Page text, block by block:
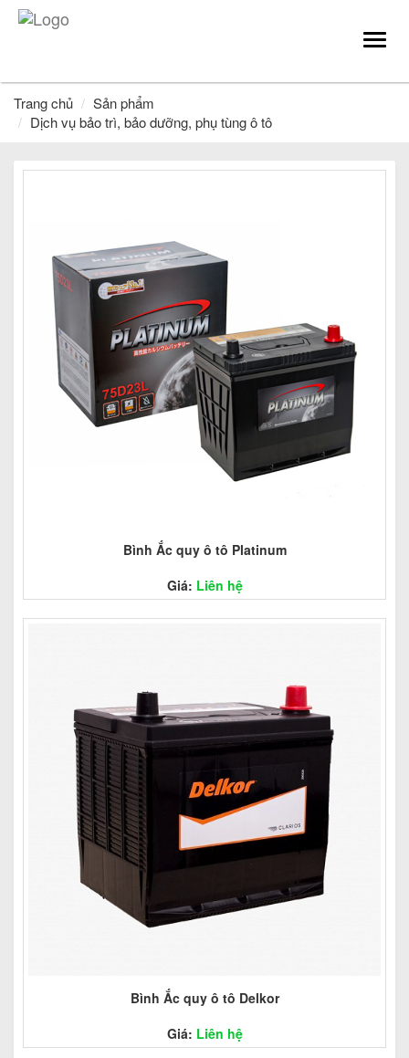
Trang chủ
Sản phẩm
Dịch vụ bảo trì, bảo dưỡng, phụ tùng ô tô
Bình Ắc quy ô tô Platinum
Giá: Liên hệ
Bình Ắc quy ô tô Delkor
Giá: Liên hệ